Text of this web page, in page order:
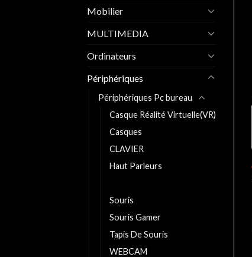
Mobilier
MULTIMEDIA
Ordinateurs
Périphériques
Périphériques Pc bureau
Casque Réalité Virtuelle(VR)
Casques
CLAVIER
Haut Parleurs
Souris
Souris Gamer
Tapis De Souris
WEBCAM